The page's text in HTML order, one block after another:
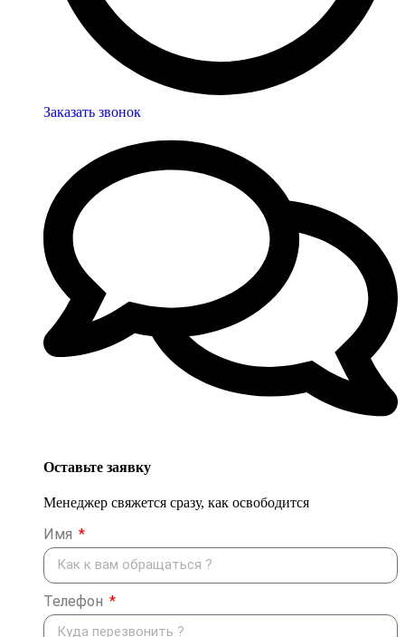
Заказать звонок
Оставьте заявку
Менеджер свяжется сразу, как освободится
Имя
Телефон